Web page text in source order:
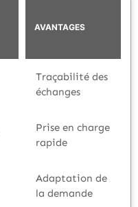
AVANTAGES
Traçabilité des
échanges
Prise en charge
rapide
Adaptation de
la demande